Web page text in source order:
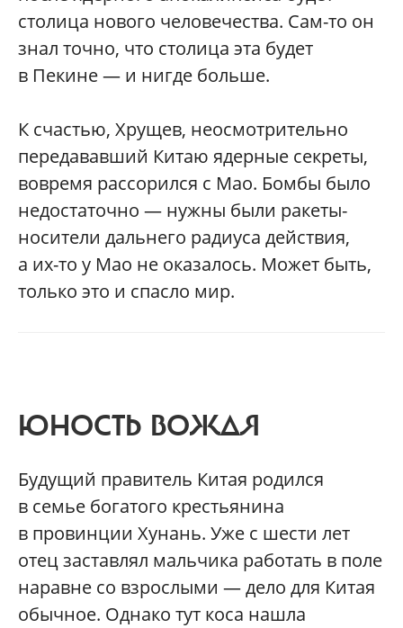
столица нового человечества. Сам-то он
знал точно, что столица эта будет
в Пекине — и нигде больше.
К счастью, Хрущев, неосмотрительно
передававший Китаю ядерные секреты,
вовремя рассорился с Мао. Бомбы было
недостаточно — нужны были ракеты-
носители дальнего радиуса действия,
а их-то у Мао не оказалось. Может быть,
только это и спасло мир.
ЮНОСТЬ ВОЖДЯ
Будущий правитель Китая родился
в семье богатого крестьянина
в провинции Хунань. Уже с шести лет
отец заставлял мальчика работать в поле
наравне со взрослыми — дело для Китая
обычное. Однако тут коса нашла